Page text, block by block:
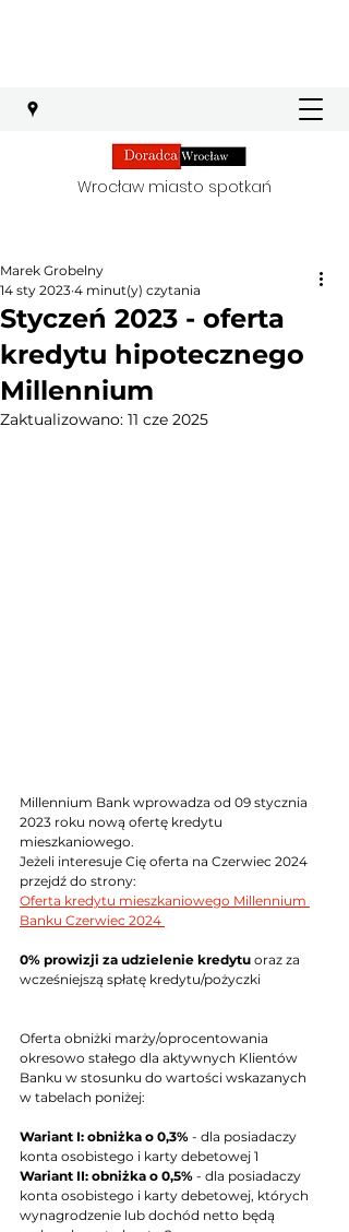
Wrocław miasto spotkań
Styczeń 2023 - oferta
kredytu hipotecznego
Millennium
Marek Grobelny
14 sty 2023 4 minut(y) czytania
Zaktualizowano: 11 cze 2025
Millennium Bank wprowadza od 09 stycznia
2023 roku nową ofertę kredytu
mieszkaniowego.
Jeżeli interesuje Cię oferta na Czerwiec 2024
przejdź do strony:
Oferta kredytu mieszkaniowego Millennium
Banku Czerwiec 2024
0% prowizji za udzielenie kredytu oraz za
wcześniejszą spłatę kredytu/pożyczki
Oferta obniżki marży/oprocentowania
okresowo stałego dla aktywnych Klientów
Banku w stosunku do wartości wskazanych
w tabelach poniżej:
Wariant I: obniżka o 0,3% - dla posiadaczy
konta osobistego i karty debetowej 1
Wariant II: obniżka o 0,5% - dla posiadaczy
konta osobistego i karty debetowej, których
wynagrodzenie lub dochód netto będą